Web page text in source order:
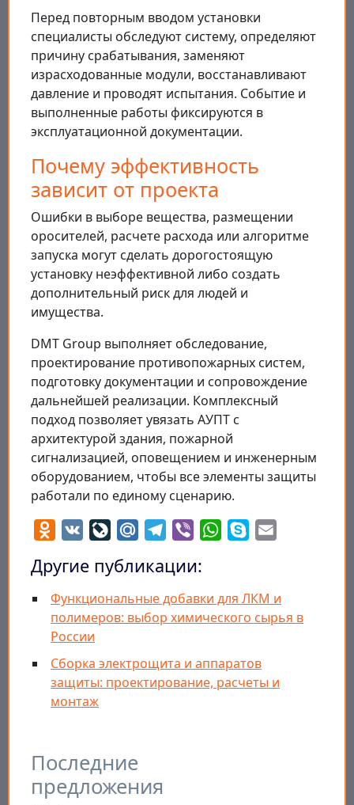
Последние
предложения
Перед повторным вводом установки
специалисты обследуют систему, определяют
причину срабатывания, заменяют
израсходованные модули, восстанавливают
давление и проводят испытания. Событие и
выполненные работы фиксируются в
эксплуатационной документации.
Почему эффективность
зависит от проекта
Ошибки в выборе вещества, размещении
оросителей, расчете расхода или алгоритме
запуска могут сделать дорогостоящую
установку неэффективной либо создать
дополнительный риск для людей и
имущества.
DMT Group выполняет обследование,
проектирование противопожарных систем,
подготовку документации и сопровождение
дальнейшей реализации. Комплексный
подход позволяет увязать АУПТ с
архитектурой здания, пожарной
сигнализацией, оповещением и инженерным
оборудованием, чтобы все элементы защиты
работали по единому сценарию.
Odnoklassniki
VK LiveJournal
Mail.RuTelegram
Viber WhatsApp
Skype
Другие публикации:
Функциональные добавки для ЛКМ и
полимеров: выбор химического сырья в
России
Сборка электрощита и аппаратов
защиты: проектирование, расчеты и
монтаж